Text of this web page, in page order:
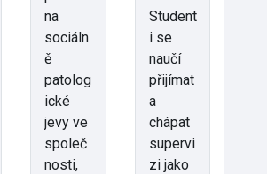
na
sociáln
ě
patolog
ické
jevy ve
společ
nosti,
Student
i se
naučí
přijímat
a
chápat
supervi
zi jako